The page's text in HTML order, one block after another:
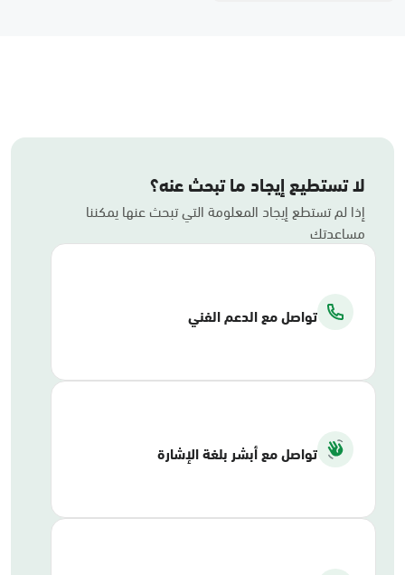
لا تستطيع إيجاد ما تبحث عنه؟
إذا لم تستطع إيجاد المعلومة التي تبحث عنها يمكننا
مساعدتك
تواصل مع الدعم الفني
تواصل مع أبشر بلغة الإشارة